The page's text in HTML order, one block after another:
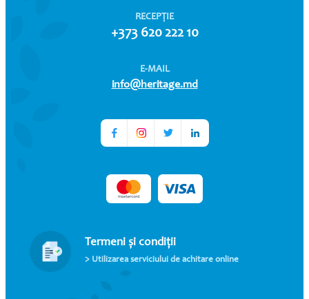
RECEPȚIE
+373 620 222 10
E-MAIL
info@heritage.md
Termeni și condiții
> Utilizarea serviciului de achitare online